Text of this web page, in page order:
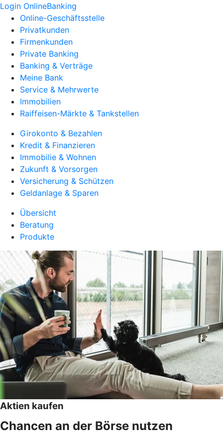
Login OnlineBanking
Online-Geschäftsstelle
Privatkunden
Firmenkunden
Private Banking
Banking & Verträge
Meine Bank
Service & Mehrwerte
Immobilien
Raiffeisen-Märkte & Tankstellen
Girokonto & Bezahlen
Kredit & Finanzieren
Immobilie & Wohnen
Zukunft & Vorsorgen
Versicherung & Schützen
Geldanlage & Sparen
Übersicht
Beratung
Produkte
Aktien kaufen
Chancen an der Börse nutzen